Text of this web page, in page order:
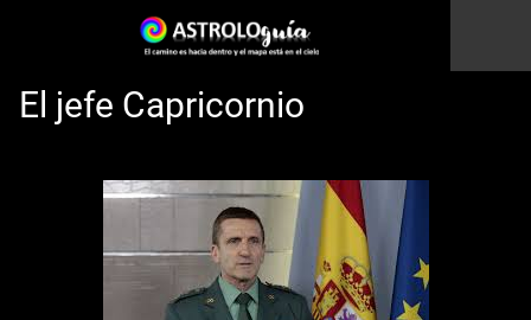
El jefe Capricornio